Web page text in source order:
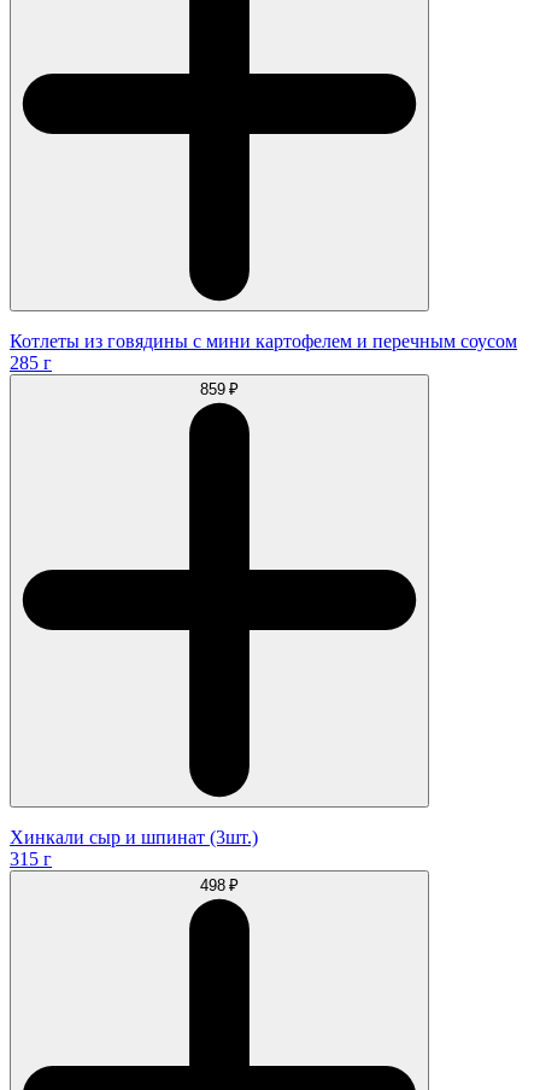
Котлеты из говядины с мини картофелем и перечным соусом
285 г
859 ₽
Хинкали сыр и шпинат (3шт.)
315 г
498 ₽